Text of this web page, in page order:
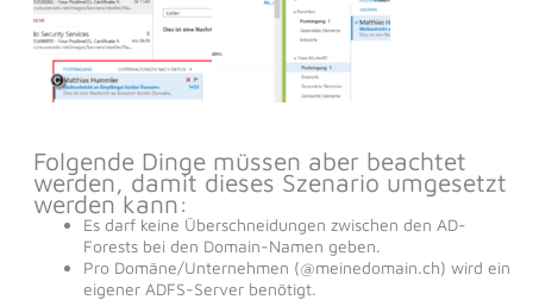
Folgende Dinge müssen aber beachtet
werden, damit dieses Szenario umgesetzt
werden kann:
Es darf keine Überschneidungen zwischen den AD-
Forests bei den Domain-Namen geben.
Pro Domäne/Unternehmen (@meinedomain.ch) wird ein
eigener ADFS-Server benötigt.